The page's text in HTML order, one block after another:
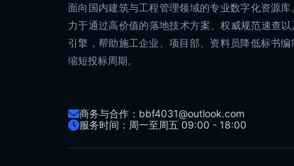
面向国内建筑与工程管理领域的专业数字化资源库
力于通过高价值的落地技术方案、权威规范速查以
引擎，帮助施工企业、项目部、资料员降低标书编
缩短投标周期。
商务与合作：bbf4031@outlook.com
服务时间：周一至周五 09:00 - 18:00